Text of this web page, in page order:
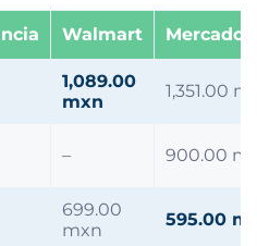
Walmart Mercado
1,089.00
mxn
1,351.00
– 900.00
699.00
mxn
595.00